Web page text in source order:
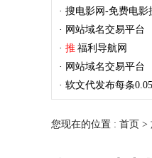
休闲娱乐 体
· 搜电影网-免费电影
· 网站域名交易平台
· 推 福利导航网
· 网站域名交易平台
· 软文代发布每条
您现在的位置 : 首页 >